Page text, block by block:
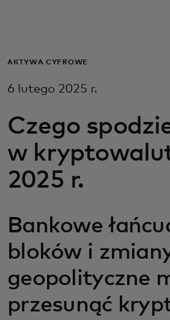
Dla firm
Dla innowatorów
Aktualności i trendy
AKTYWA CYFROWE
6 lutego 2025 r.
Czego
w
2025 r.
Bankowe
bloków i
geopolityczne
przesunąć